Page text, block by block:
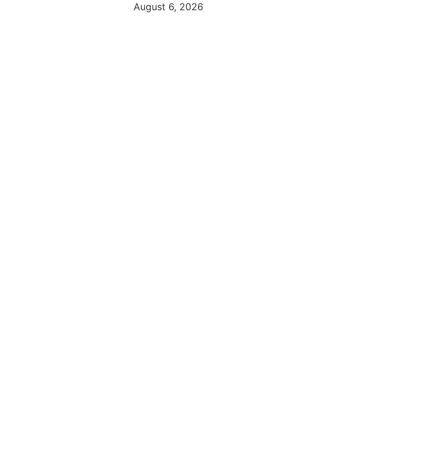
August 6, 2026